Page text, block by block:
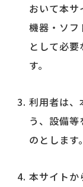
おいて本
機器・ソフ
として必
す。
利用者は、
う、設備
のとします。
本サイトか